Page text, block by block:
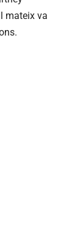
mateix va